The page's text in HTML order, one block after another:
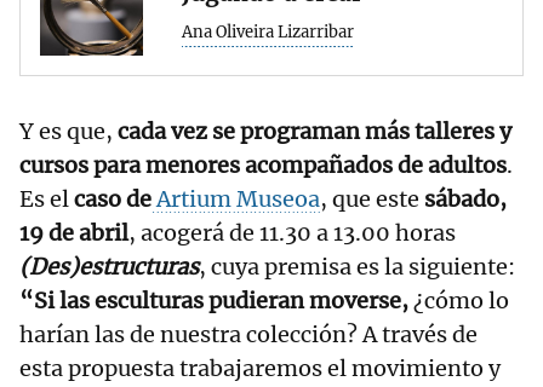
Ana Oliveira Lizarribar
Y es que, cada vez se programan más talleres y
cursos para menores acompañados de adultos.
Es elcaso deArtium Museoa, que este sábado,
19 de abril, acogerá de 11.30 a 13.00 horas
(Des)estructuras, cuya premisa es la siguiente:
“Si las esculturas pudieran moverse,¿cómo lo
harían las de nuestra colección? A través de
esta propuesta trabajaremos el movimiento y